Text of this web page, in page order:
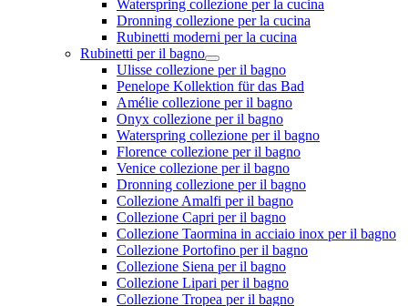
Waterspring collezione per la cucina
Dronning collezione per la cucina
Rubinetti moderni per la cucina
Rubinetti per il bagno
Ulisse collezione per il bagno
Penelope Kollektion für das Bad
Amélie collezione per il bagno
Onyx collezione per il bagno
Waterspring collezione per il bagno
Florence collezione per il bagno
Venice collezione per il bagno
Dronning collezione per il bagno
Collezione Amalfi per il bagno
Collezione Capri per il bagno
Collezione Taormina in acciaio inox per il bagno
Collezione Portofino per il bagno
Collezione Siena per il bagno
Collezione Lipari per il bagno
Collezione Tropea per il bagno